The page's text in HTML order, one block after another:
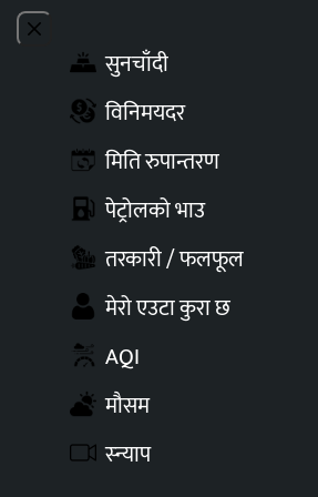
Close menu
सुनचाँदी
विनिमयदर
मिति रुपान्तरण
पेट्रोलको भाउ
तरकारी / फलफूल
मेरो एउटा कुरा छ
AQI
मौसम
स्न्याप